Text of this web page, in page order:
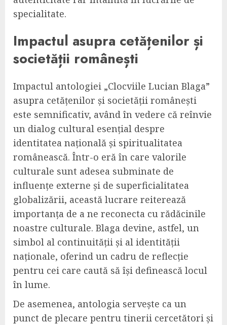
specialitate.
Impactul asupra cetățenilor și
societății românești
Impactul antologiei „Clocviile Lucian Blaga”
asupra cetățenilor și societății românești
este semnificativ, având în vedere că reînvie
un dialog cultural esențial despre
identitatea națională și spiritualitatea
românească. Într-o eră în care valorile
culturale sunt adesea subminate de
influențe externe și de superficialitatea
globalizării, această lucrare reiterează
importanța de a ne reconecta cu rădăcinile
noastre culturale. Blaga devine, astfel, un
simbol al continuității și al identității
naționale, oferind un cadru de reflecție
pentru cei care caută să își definească locul
în lume.
De asemenea, antologia servește ca un
punct de plecare pentru tinerii cercetători și